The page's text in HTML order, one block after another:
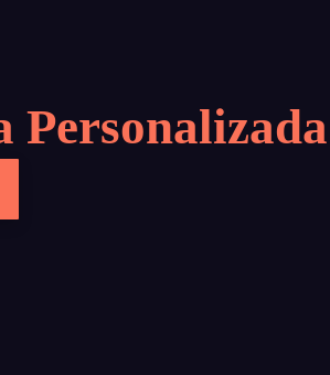
Personalizada